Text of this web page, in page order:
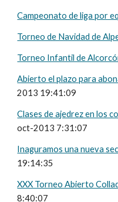
Campeonato de liga por
Torneo de Navidad de
Torneo Infantil de
Abierto el plazo para
2013 19:41:09
Clases de ajedrez en los
oct-2013 7:31:07
Inaguramos una nueva
19:14:35
XXX Torneo Abierto
8:40:07